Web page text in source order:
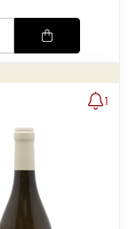
1